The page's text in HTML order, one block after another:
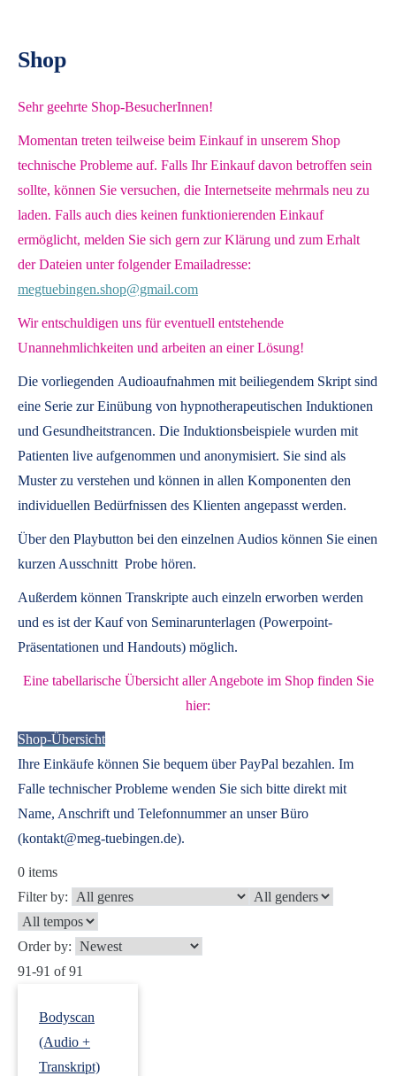
Shop
Sehr geehrte Shop-BesucherInnen!
Momentan treten teilweise beim Einkauf in unserem Shop
technische Probleme auf. Falls Ihr Einkauf davon betroffen sein
sollte, können Sie versuchen, die Internetseite mehrmals neu zu
laden. Falls auch dies keinen funktionierenden Einkauf
ermöglicht, melden Sie sich gern zur Klärung und zum Erhalt
der Dateien unter folgender Emailadresse:
megtuebingen.shop@gmail.com
Wir entschuldigen uns für eventuell entstehende
Unannehmlichkeiten und arbeiten an einer Lösung!
Die vorliegenden Audioaufnahmen mit beiliegendem Skript sind
eine Serie zur Einübung von hypnotherapeutischen Induktionen
und Gesundheitstrancen. Die Induktionsbeispiele wurden mit
Patienten live aufgenommen und anonymisiert. Sie sind als
Muster zu verstehen und können in allen Komponenten den
individuellen Bedürfnissen des Klienten angepasst werden.
Über den Playbutton bei den einzelnen Audios können Sie einen
kurzen Ausschnitt Probe hören.
Außerdem können Transkripte auch einzeln erworben werden
und es ist der Kauf von Seminarunterlagen (Powerpoint-
Präsentationen und Handouts) möglich.
Eine tabellarische Übersicht aller Angebote im Shop finden Sie
hier:
Shop-Übersicht
Ihre Einkäufe können Sie bequem über PayPal bezahlen. Im
Falle technischer Probleme wenden Sie sich bitte direkt mit
Name, Anschrift und Telefonnummer an unser Büro
(kontakt@meg-tuebingen.de).
0 items
Filter by:
Order by:
91-91 of 91
Bodyscan
(Audio +
Transkript)